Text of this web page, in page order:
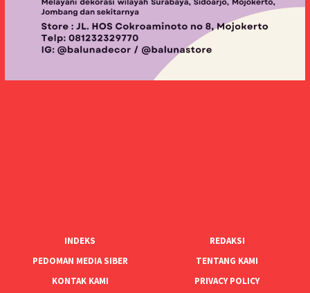
INDEKS
REDAKSI
PEDOMAN MEDIA SIBER
TENTANG KAMI
KONTAK KAMI
PRIVACY POLICY